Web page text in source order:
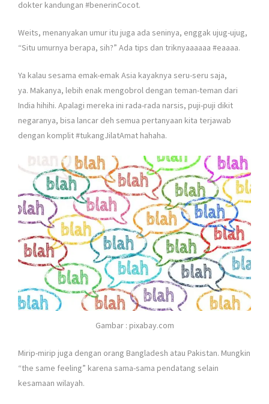
dokter kandungan #benerinCocot.
Weits, menanyakan umur itu juga ada seninya, enggak ujug-ujug,
“Situ umurnya berapa, sih?” Ada tips dan triknyaaaaaa #eaaaa.
Ya kalau sesama emak-emak Asia kayaknya seru-seru saja,
ya. Makanya, lebih enak mengobrol dengan teman-teman dari
India hihihi. Apalagi mereka ini rada-rada narsis, puji-puji dikit
negaranya, bisa lancar deh semua pertanyaan kita terjawab
dengan komplit #tukangJilatAmat hahaha.
Gambar : pixabay.com
Mirip-mirip juga dengan orang Bangladesh atau Pakistan. Mungkin
“the same feeling” karena sama-sama pendatang selain
kesamaan wilayah.